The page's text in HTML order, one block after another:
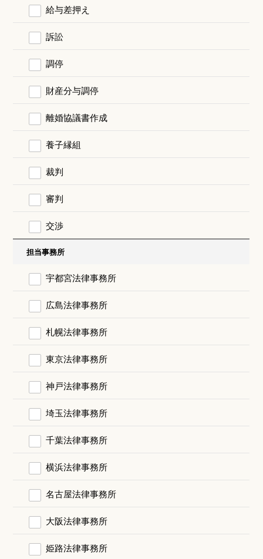
給与差押え
訴訟
調停
財産分与調停
離婚協議書作成
養子縁組
裁判
審判
交渉
担当事務所
宇都宮法律事務所
広島法律事務所
札幌法律事務所
東京法律事務所
神戸法律事務所
埼玉法律事務所
千葉法律事務所
横浜法律事務所
名古屋法律事務所
大阪法律事務所
姫路法律事務所